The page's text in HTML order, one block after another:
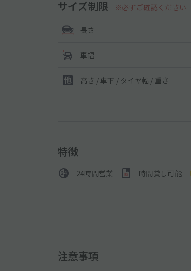
サイズ制限 ※必ずご確認ください
長さ
車幅
高さ / 車下 / タイヤ幅 / 重さ
特徴
24時間営業 時間貸し可能
注意事項